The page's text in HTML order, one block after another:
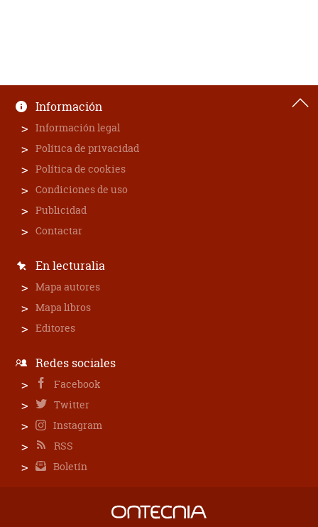
Información
Información legal
Política de privacidad
Política de cookies
Condiciones de uso
Publicidad
Contactar
En lecturalia
Mapa autores
Mapa libros
Editores
Redes sociales
Facebook
Twitter
Instagram
RSS
Boletín